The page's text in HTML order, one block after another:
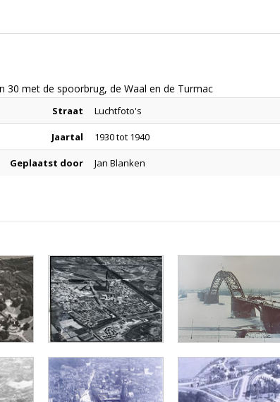
met de spoorbrug, de Waal en de Turmac
Straat Luchtfoto's
Jaartal 1930 tot 1940
Geplaatst door Jan Blanken